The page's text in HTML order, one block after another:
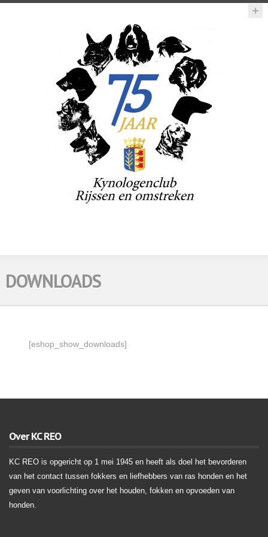
DOWNLOADS
[eshop_show_downloads]
Over KC REO
KC REO is opgericht op 1 mei 1945 en heeft als doel het bevorderen
van het contact tussen fokkers en liefhebbers van ras honden en het
geven van voorlichting over het houden, fokken en opvoeden van
honden.